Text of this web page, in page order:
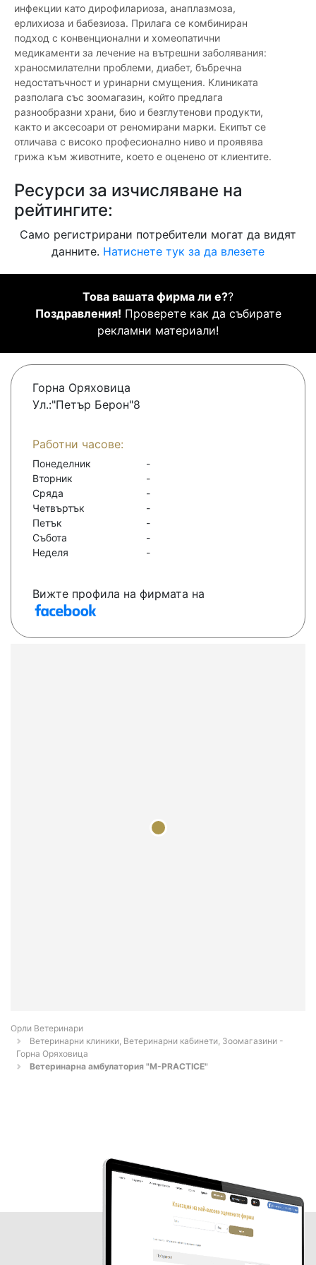
инфекции като дирофилариоза, анаплазмоза,
ерлихиоза и бабезиоза. Прилага се комбиниран
подход с конвенционални и хомеопатични
медикаменти за лечение на вътрешни заболявания:
храносмилателни проблеми, диабет, бъбречна
недостатъчност и уринарни смущения. Клиниката
разполага със зоомагазин, който предлага
разнообразни храни, био и безглутенови продукти,
както и аксесоари от реномирани марки. Екипът се
отличава с високо професионално ниво и проявява
грижа към животните, което е оценено от клиентите.
Ресурси за изчисляване на
рейтингите:
Само регистрирани потребители могат да видят
данните. Натиснете тук за да влезете
Това вашата фирма ли е??
Поздравления! Проверете как да събирате
рекламни материали!
Горна Оряховица
Ул.:"Петър Берон"8
Работни часове:
Понеделник
-
Вторник
-
Сряда
-
Четвъртък
-
Петък
-
Събота
-
Неделя
-
Вижте профила на фирмата на
Орли Ветеринари
Ветеринарни клиники, Ветеринарни кабинети, Зоомагазини -
Горна Оряховица
Ветеринарна амбулатория "M-PRACTICE"